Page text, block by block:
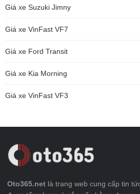
Giá xe Suzuki Jimny
Giá xe VinFast VF7
Giá xe Ford Transit
Giá xe Kia Morning
Giá xe VinFast VF3
Oto365.net là trang web cung cấp tin